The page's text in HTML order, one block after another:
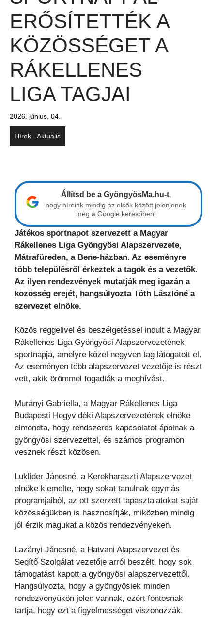
ERŐSÍTETTÉK A
KÖZÖSSÉGET A
RÁKELLENES
LIGA TAGJAI
2026. június. 04.
Hírek - Aktuális
Állítsd be a GyöngyösMa.hu-t,
hogy híreink mindig az elsők között jelenjenek
meg a Google keresőben!
Játékos sportnapot szervezett a Magyar
Rákellenes Liga Gyöngyösi Alapszervezete,
Mátrafüreden, a Bene-házban. Az eseményre
több településről érkeztek a tagok és a vezetők.
Az ilyen rendezvények mutatják meg igazán a
közösség erejét, hangsúlyozta Tóth Lászlóné a
szervezet elnöke.
Közös reggelivel és beszélgetéssel indult a Magyar
Rákellenes Liga Gyöngyösi Alapszervezetének
sportnapja, amelyre közel negyven tag látogatott el.
Az eseményen több alapszervezet vezetője is részt
vett, akik örömmel fogadták a meghívást.
Murányi Gabriella, a Magyar Rákellenes Liga
Budapesti Hegyvidéki Alapszervezetének elnöke
elmondta, hogy rendszeres kapcsolatot ápolnak a
gyöngyösi szervezettel, és számos programon
vesznek részt közösen.
Luklider Jánosné, a Kerekharaszti Alapszervezet
elnöke kiemelte, hogy sokat tanulnak egymás
programjaiból, az ott szerzett tapasztalatokat saját
közösségükben is hasznosítják, miközben mindig
jól érzik magukat a közös rendezvényeken.
Lazányi Jánosné, a Hatvani Alapszervezet és
Segítő Szolgálat vezetője arról beszélt, hogy sok
támogatást kapott a gyöngyösi alapszervezettől.
Hangsúlyozta, hogy a gyöngyösiek minden
rendezvényükön jelen vannak, ezért fontosnak
tartja, hogy ezt a figyelmességet viszonozzák.